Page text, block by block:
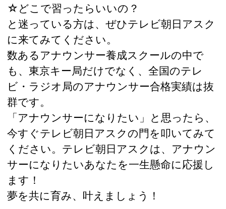
☆どこで習ったらいいの？
と迷っている方は、ぜひテレビ朝日アスク
に来てみてください。
数あるアナウンサー養成スクールの中で
も、東京キー局だけでなく、全国のテレ
ビ・ラジオ局のアナウンサー合格実績は抜
群です。
「アナウンサーになりたい」と思ったら、
今すぐテレビ朝日アスクの門を叩いてみて
ください。テレビ朝日アスクは、アナウン
サーになりたいあなたを一生懸命に応援し
ます！
夢を共に育み、叶えましょう！